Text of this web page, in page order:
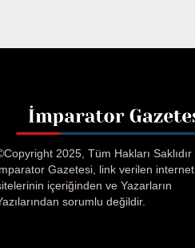
2025, Tüm Hakları Saklıdır
Gazetesi, link verilen internet
içeriğinden ve Yazarların
sorumlu değildir.